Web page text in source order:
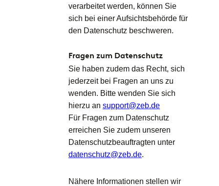
verarbeitet werden, können Sie
sich bei einer Aufsichtsbehörde für
den Datenschutz beschweren.
Fragen zum Datenschutz
Sie haben zudem das Recht, sich
jederzeit bei Fragen an uns zu
wenden. Bitte wenden Sie sich
hierzu an support@zeb.de
Für Fragen zum Datenschutz
erreichen Sie zudem unseren
Datenschutzbeauftragten unter
datenschutz@zeb.de.
Nähere Informationen stellen wir